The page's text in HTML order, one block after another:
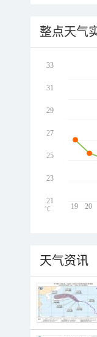
整点天气
19 20
33
31
29
27
25
23
21
℃
天气资讯